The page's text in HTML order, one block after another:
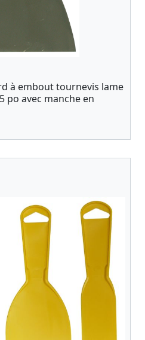
à embout tournevis lame
po avec manche en